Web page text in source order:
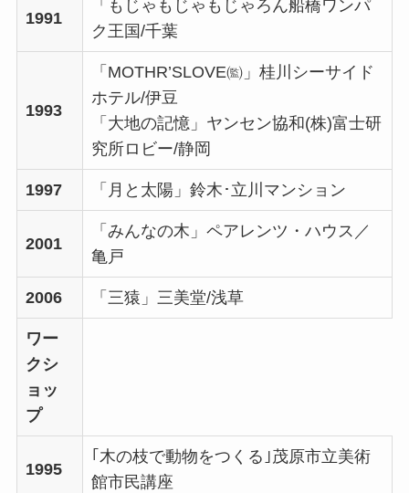
1991
「もじゃもじゃもじゃろん船橋ワンパ
ク王国/千葉
1993
「MOTHR’SLOVE㈼」桂川シーサイド
ホテル/伊豆
「大地の記憶」ヤンセン協和(株)富士研
究所ロビー/静岡
1997 「月と太陽」鈴木･立川マンション
2001
「みんなの木」ペアレンツ・ハウス／
亀戸
2006 「三猿」三美堂/浅草
ワー
クシ
ョッ
プ
1995
｢木の枝で動物をつくる｣茂原市立美術
館市民講座